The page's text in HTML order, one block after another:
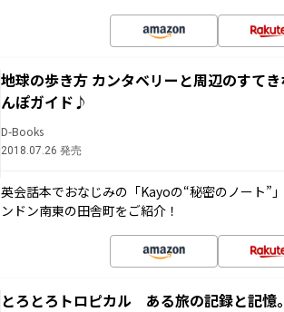
地球の歩き方 カンタベリーと周辺のすて
んぽガイド♪
D-Books
2018.07.26 発売
英会話本でおなじみの「Kayoの“秘密のノート”
ンドン南東の田舎町をご紹介！
とろとろトロピカル ある旅の記録と記